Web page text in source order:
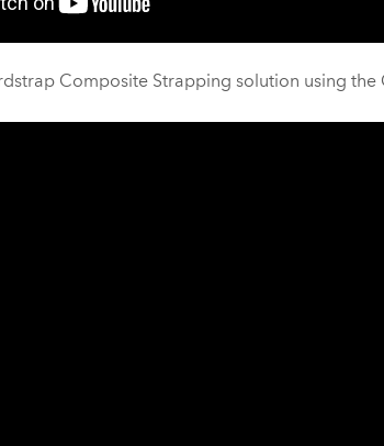
Composite Strapping solution using the